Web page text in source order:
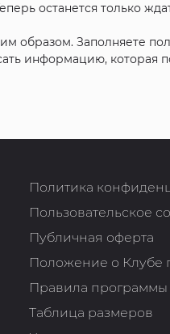
останется только
образом. Заполняете
информацию,
Политика
Пользовательское
Публичная оферта
Положение о Клубе
Правила программы
Таблица размеров